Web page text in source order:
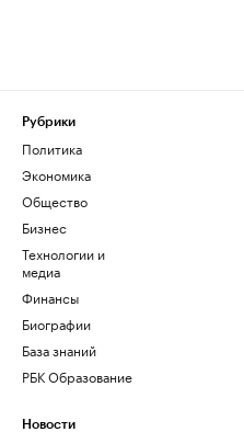
Рубрики
Политика
Экономика
Общество
Бизнес
Технологии и
медиа
Финансы
Биографии
База знаний
РБК Образование
Новости